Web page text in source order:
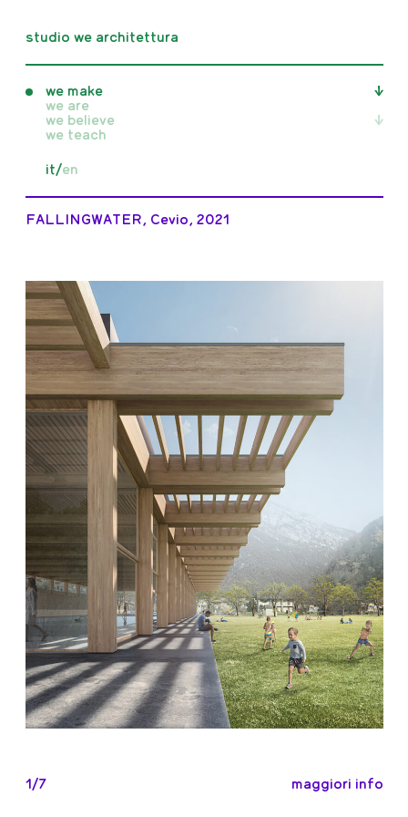
studio we architettura
we make
tutti
realizzati
we are
we believe
mostre
we teach
it/en
FALLINGWATER, Cevio, 2021
maggiori info
1/7